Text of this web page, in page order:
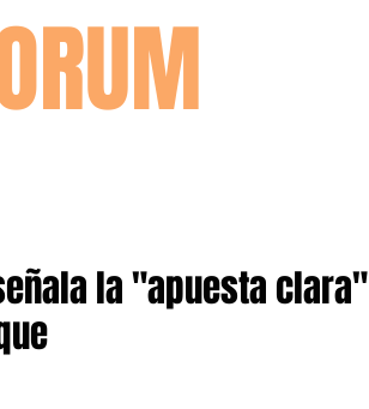
la "apuesta clara"